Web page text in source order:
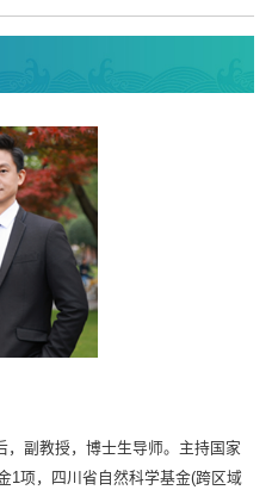
副教授，博士生导师。主持国家
1项，四川省自然科学基金(跨区域